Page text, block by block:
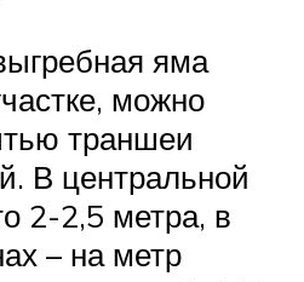
яма
можно
траншеи
В центральной
2-2,5 метра, в
– на метр